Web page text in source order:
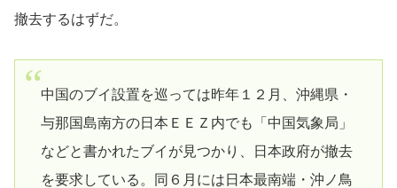
撤去するはずだ。
中国のブイ設置を巡っては昨年１２月、沖縄県・
与那国島南方の日本ＥＥＺ内でも「中国気象局」
などと書かれたブイが見つかり、日本政府が撤去
を要求している。同６月には日本最南端・沖ノ鳥